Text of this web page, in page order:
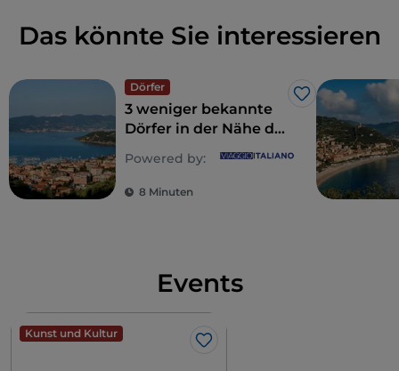
Das könnte Sie interessieren
Dörfer
Like
3 weniger bekannte
Dörfer in der Nähe der
Cinque Terre, im
östlichen Ligurien
Powered by:
8 Minuten
Events
Kunst und Kultur
Like